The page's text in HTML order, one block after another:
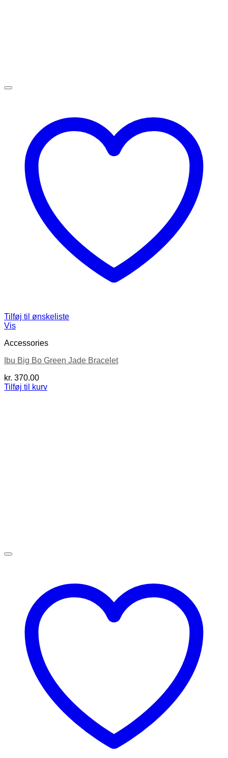
Tilføj til ønskeliste
Vis
Accessories
Ibu Big Bo Green Jade Bracelet
kr. 370.00
Tilføj til kurv